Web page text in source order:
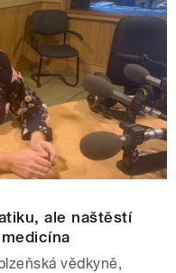
ale naštěstí
vědkyně,